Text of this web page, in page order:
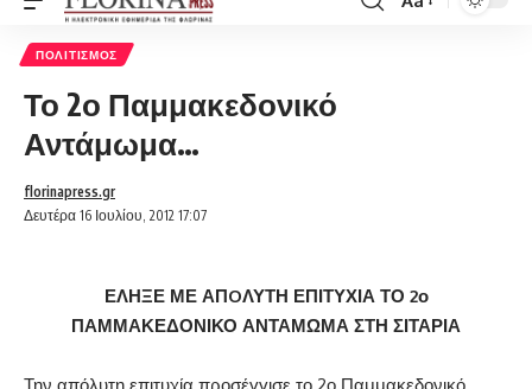
Font
ΠΟΛΙΤΙΣΜΌΣ
Το 2ο Παμμακεδονικό
Αντάμωμα…
Δευτέρα 16 Ιουλίου, 2012 17:07
florinapress.gr
ΕΛΗΞΕ ΜΕ ΑΠOΛΥΤΗ ΕΠΙΤΥΧΙΑ ΤΟ 2ο
ΠΑΜΜΑΚΕΔΟΝΙΚΟ ΑΝΤΑΜΩΜΑ ΣΤΗ ΣΙΤΑΡΙΑ